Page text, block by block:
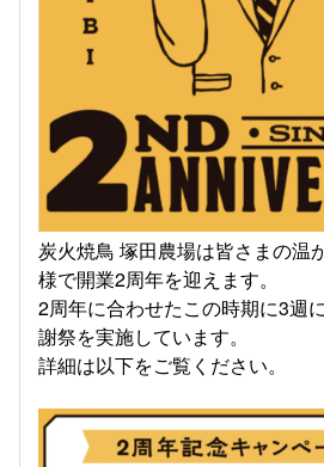
炭火焼鳥 塚田農場は皆さまの温
様で開業2周年を迎えます。
2周年に合わせたこの時期に3週
謝祭を実施しています。
詳細は以下をご覧ください。